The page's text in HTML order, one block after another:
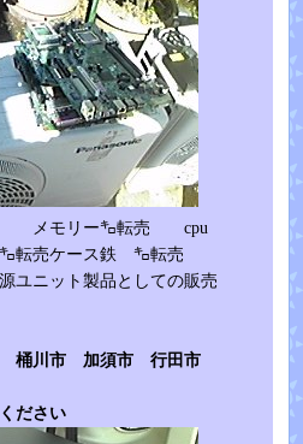
売 メモリー㌔転売 cpu
㌔転売ケース鉄 ㌔転売
ニット製品としての販売
桶川市 加須市 行田市
ださい